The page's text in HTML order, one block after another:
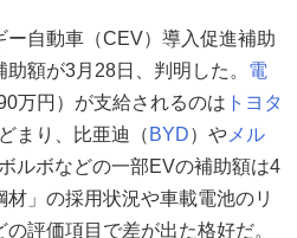
自動車（CEV）導入促進補助
額が3月28日、判明した。 電
万円）が支給されるのは トヨタ
まり、比亜迪（ BYD）や メル
ボルボなどの一部EVの補助額は4
」の採用状況や車載電池のリ
評価項目で差が出た格好だ。